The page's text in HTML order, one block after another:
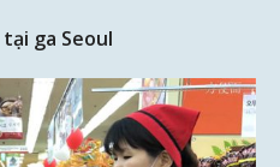
ga Seoul